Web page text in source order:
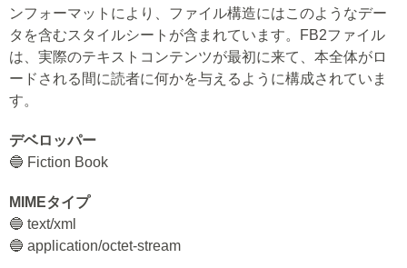
ンフォーマットにより、ファイル構造にはこのようなデー
タを含むスタイルシートが含まれています。FB2ファイル
は、実際のテキストコンテンツが最初に来て、本全体がロ
ードされる間に読者に何かを与えるように構成されていま
す。
デベロッパー
🔵 Fiction Book
MIMEタイプ
🔵 text/xml
🔵 application/octet-stream